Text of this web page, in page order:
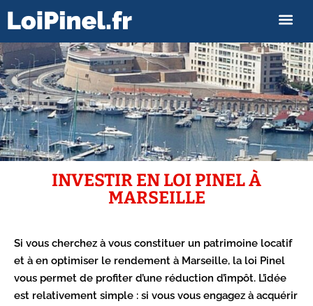
INVESTIR EN LOI PINEL À
MARSEILLE
Si vous cherchez à vous constituer un patrimoine locatif
et à en optimiser le rendement à Marseille, la loi Pinel
vous permet de profiter d’une réduction d’impôt. L’idée
est relativement simple : si vous vous engagez à acquérir